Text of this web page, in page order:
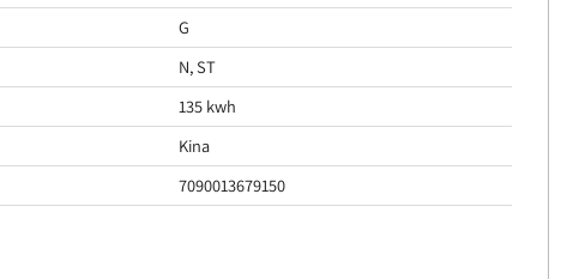
G
N, ST
135 kwh
Kina
7090013679150